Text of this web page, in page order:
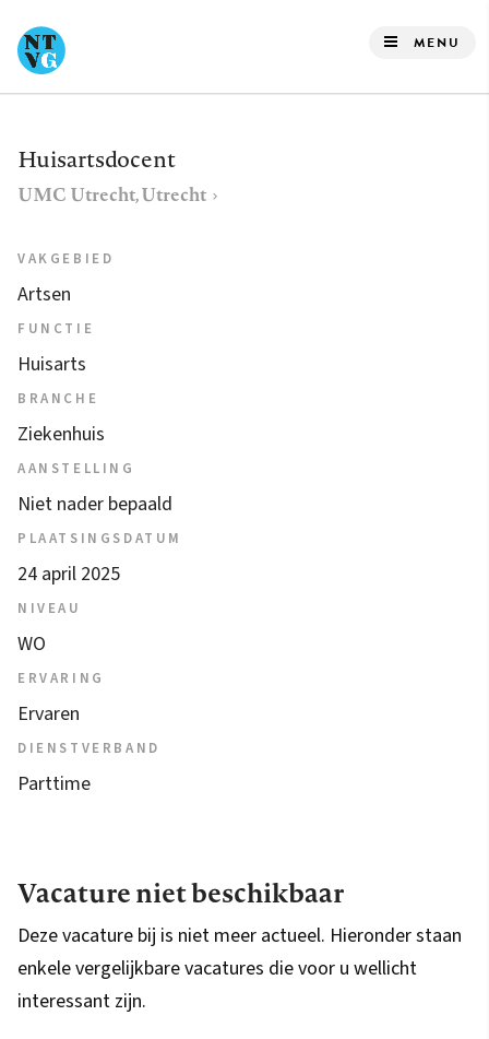
naar
de
gaan
MENU
Huisartsdocent
UMC Utrecht, Utrecht
VAKGEBIED
Artsen
FUNCTIE
Huisarts
BRANCHE
Ziekenhuis
AANSTELLING
Niet nader bepaald
PLAATSINGSDATUM
24 april 2025
NIVEAU
WO
ERVARING
Ervaren
DIENSTVERBAND
Parttime
Vacature niet beschikbaar
Deze vacature bij is niet meer actueel. Hieronder staan
enkele vergelijkbare vacatures die voor u wellicht
interessant zijn.